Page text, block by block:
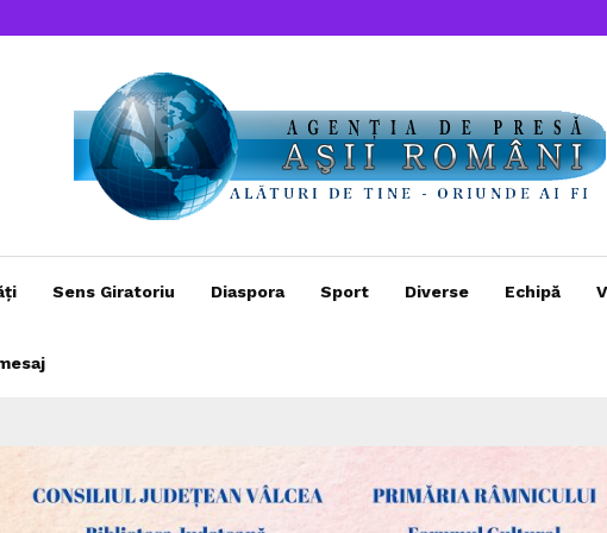
Sens Giratoriu Diaspora Sport Diverse Echipă